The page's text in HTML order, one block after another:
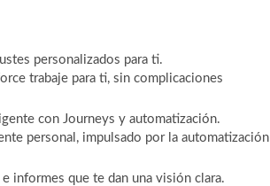
personalizados para ti.
trabaje para ti, sin complicaciones
con Journeys y automatización.
personal, impulsado por la automatización
informes que te dan una visión clara.